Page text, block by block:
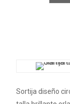
Sortija diseño